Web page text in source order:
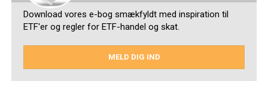
Download vores e-bog smækfyldt med inspiration til
ETF'er og regler for ETF-handel og skat.
MELD DIG IND